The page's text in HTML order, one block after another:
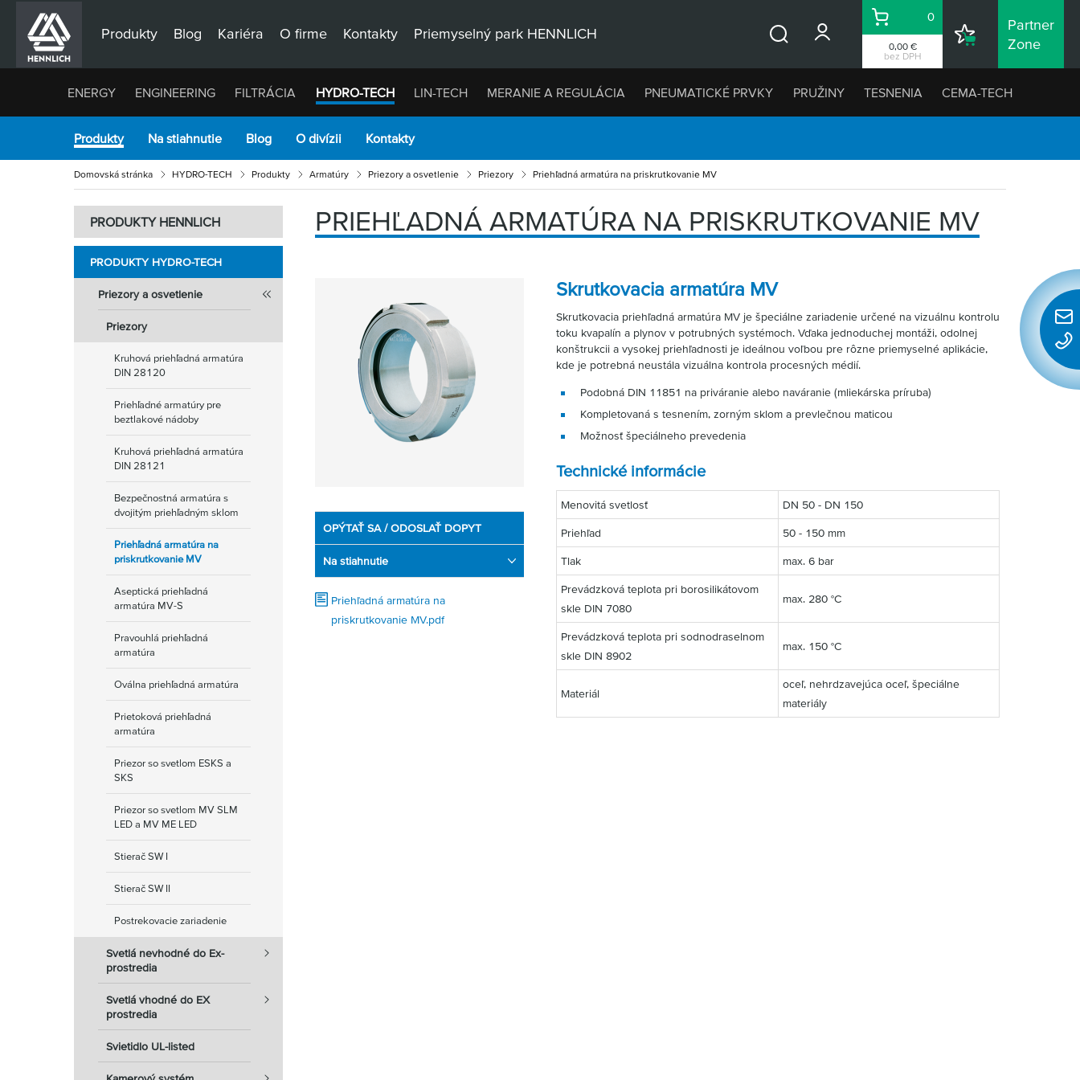
Produkty Blog Kariéra O firme Kontakty Priemyselný park HENNLICH
0,00 €
bez DPH
Košík
0
Nákupný
Partner
Zone
ENERGY ENGINEERING FILTRÁCIA HYDRO-TECH LIN-TECH MERANIE A REGULÁCIA PNEUMATICKÉ PRVKY PRUŽINY TESNENIA CEMA-TECH
Produkty Na stiahnutie Blog O divízii Kontakty
Domovská stránka HYDRO-TECH Produkty Armatúry Priezory a osvetlenie Priezory Priehľadná armatúra na priskrutkovanie MV
PRODUKTY HENNLICH
PRODUKTY HYDRO-TECH
Priezory a osvetlenie
Priezory
Kruhová priehľadná armatúra
DIN 28120
Priehľadné armatúry pre
beztlakové nádoby
Kruhová priehľadná armatúra
DIN 28121
Bezpečnostná armatúra s
dvojitým priehľadným sklom
Priehľadná armatúra na
priskrutkovanie MV
Aseptická priehľadná
armatúra MV-S
Pravouhlá priehľadná
armatúra
Oválna priehľadná armatúra
Prietoková priehľadná
armatúra
Priezor so svetlom ESKS a
SKS
Priezor so svetlom MV SLM
LED a MV ME LED
Stierač SW I
Stierač SW II
Postrekovacie zariadenie
Svetlá nevhodné do Ex-
prostredia
Svetlá vhodné do EX
prostredia
Svietidlo UL-listed
PRIEHĽADNÁ ARMATÚRA NA PRISKRUTKOVANIE MV
OPÝTAŤ SA / ODOSLAŤ DOPYT
Na stiahnutie
Priehľadná armatúra na
priskrutkovanie MV.pdf
Skrutkovacia armatúra MV
Skrutkovacia priehľadná armatúra MV je špeciálne zariadenie určené na vizuálnu kontrolu
toku kvapalín a plynov v potrubných systémoch. Vďaka jednoduchej montáži, odolnej
konštrukcii a vysokej priehľadnosti je ideálnou voľbou pre rôzne priemyselné aplikácie,
kde je potrebná neustála vizuálna kontrola procesných médií.
Podobná DIN 11851 na priváranie alebo naváranie (mliekárska príruba)
Kompletovaná s tesnením, zorným sklom a prevlečnou maticou
Možnosť špeciálneho prevedenia
Technické informácie
Menovitá svetlosť DN 50 - DN 150
Priehľad 50 - 150 mm
Tlak max. 6 bar
Prevádzková teplota pri borosilikátovom
skle DIN 7080
max. 280 °C
Prevádzková teplota pri sodnodraselnom
skle DIN 8902
max. 150 °C
Materiál
oceľ, nehrdzavejúca oceľ, špeciálne
materiály